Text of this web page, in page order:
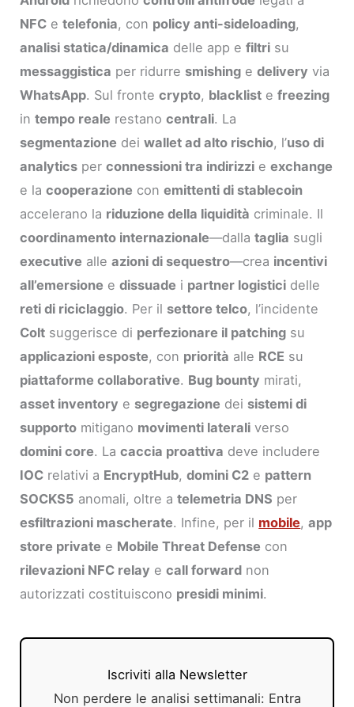
NFC etelefonia, con policy anti-sideloading,
analisi statica/dinamica delle app efiltri su
messaggistica per ridurre smishing edelivery via
WhatsApp. Sul frontecrypto, blacklist efreezing
intempo reale restanocentrali. La
segmentazione deiwallet ad alto rischio, l’uso di
analytics perconnessioni tra indirizzi eexchange
e lacooperazione conemittenti di stablecoin
accelerano la riduzione della liquidità criminale. Il
coordinamento internazionale—dallataglia sugli
executive alleazioni di sequestro—crea incentivi
all’emersione edissuade i partner logistici delle
reti di riciclaggio. Per il settore telco, l’incidente
Colt suggerisce di perfezionare il patching su
applicazioni esposte, con priorità alle RCE su
piattaforme collaborative. Bug bounty mirati,
asset inventory e segregazione dei sistemi di
supporto mitigano movimenti laterali verso
domini core. Lacaccia proattiva deve includere
IOC relativi a EncryptHub,domini C2 e pattern
SOCKS5 anomali, oltre atelemetria DNS per
esfiltrazioni mascherate. Infine, per il mobile,app
store private e Mobile Threat Defense con
rilevazioni NFC relay ecall forward non
autorizzati costituiscono presidi minimi.
Iscriviti alla Newsletter
Non perdere le analisi settimanali: Entra